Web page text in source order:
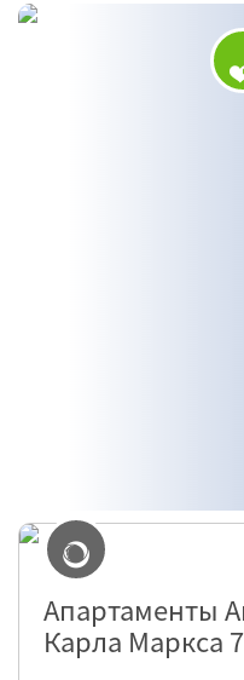
Апартаменты
Карла Маркса